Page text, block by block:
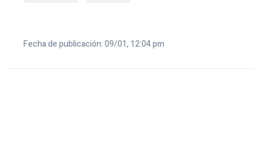
Fecha de publicación: 09/01, 12:04 pm